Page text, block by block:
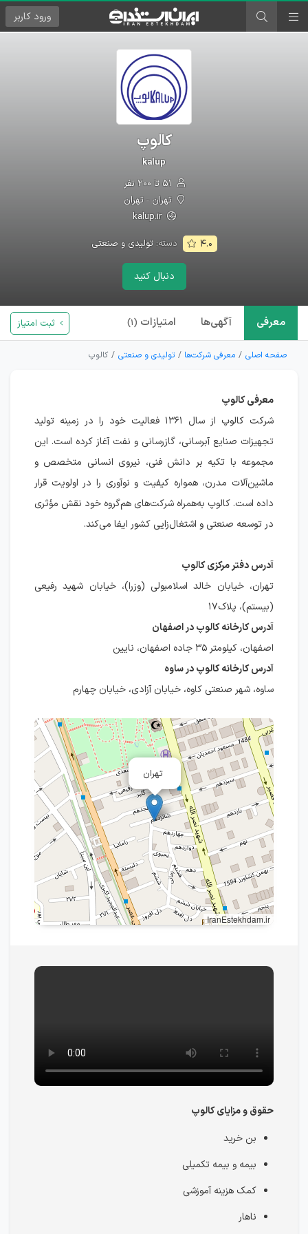
ورود کاربر
کالوپ
kalup
تهران - تهران
kalup.ir
۴.۰ دسته:تولیدی و صنعتی
دنبال کنید
معرفی آگهی‌ها امتیازات (۱) ثبت امتیاز
صفحه اصلی معرفی شرکت‌ها تولیدی و صنعتی کالوپ
معرفی کالوپ
شرکت کالوپ از سال ۱۳۶۱ فعالیت خود را در زمینه تولید
تجهیزات صنایع آبرسانی، گازرسانی و نفت آغاز کرده است. این
مجموعه با تکیه بر دانش فنی، نیروی انسانی متخصص و
ماشین‌آلات مدرن، همواره کیفیت و نوآوری را در اولویت قرار
داده است. کالوپ به‌همراه شرکت‌های هم‌گروه خود نقش مؤثری
در توسعه صنعتی و اشتغال‌زایی کشور ایفا می‌کند.
آدرس دفتر مرکزی کالوپ
تهران، خیابان خالد اسلامبولی (وزرا)، خیابان شهید رفیعی
(بیستم)، پلاک۱۷
آدرس کارخانه کالوپ در اصفهان
اصفهان، کیلومتر ۳۵ جاده اصفهان، نایین
آدرس کارخانه کالوپ در ساوه
ساوه، شهر صنعتی کاوه، خیابان آزادی، خیابان چهارم
تهران
IranEstekhdam.ir
حقوق و مزایای کالوپ
بن خرید
بیمه و بیمه تکمیلی
کمک هزینه آموزشی
ناهار